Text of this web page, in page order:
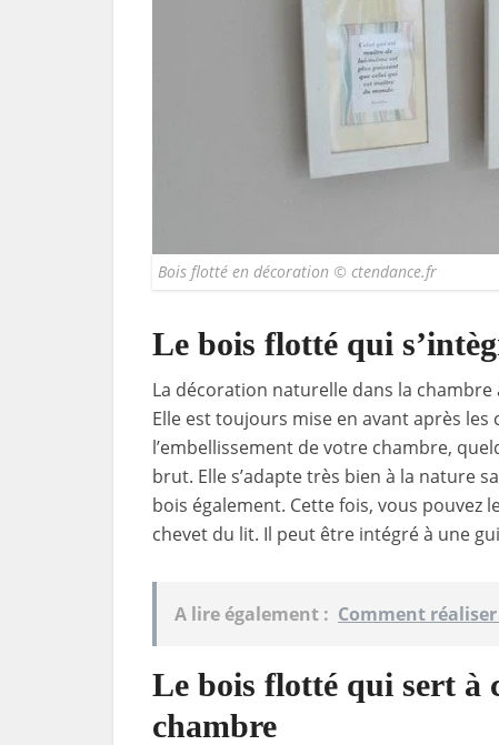
Bois flotté en décoration © ctendance.fr
Le bois flotté qui
La décoration naturelle dans la
Elle est toujours mise en avant après
l’embellissement de votre chambre,
brut. Elle s’adapte très bien à la nature
bois également. Cette fois, vous pouvez
chevet du lit. Il peut être intégré à une
A lire également : Comment
Le bois flotté qui sert à
chambre